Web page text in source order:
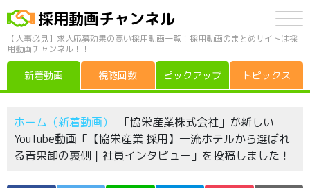
採用動画チャンネル
【人事必見】求人応募効果の高い採用動画一覧！採用動画のまとめサイトは採
用動画チャンネル！！
新着動画 視聴回数 ピックアップ トピックス
ホーム（新着動画）
「協栄産業株式会社」が新しい
YouTube動画「【協栄産業 採用】一流ホテルから選ばれ
る青果卸の裏側｜社員インタビュー」を投稿しました！